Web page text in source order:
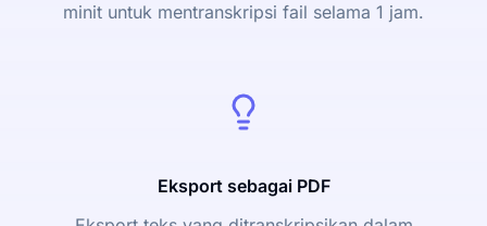
minit untuk mentranskripsi fail selama 1 jam.
Eksport sebagai PDF